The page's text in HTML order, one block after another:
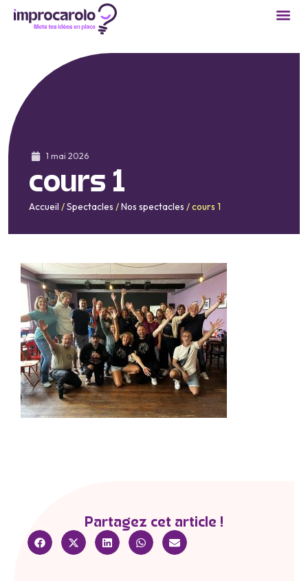
1 mai 2026
cours 1
Accueil /Spectacles /Nos spectacles /cours 1
Partagez cet article !